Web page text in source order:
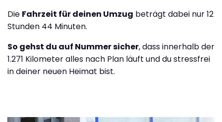
Die Fahrzeit für deinen Umzug beträgt dabei nur 12
Stunden 44 Minuten.
So gehst du auf Nummer sicher, dass innerhalb der
1.271 Kilometer alles nach Plan läuft und du stressfrei
in deiner neuen Heimat bist.